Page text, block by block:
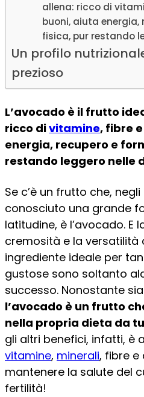
allena: ricco di
buoni, aiuta energia,
fisica, pur restando
Un profilo
prezioso
L’avocado è il frutto
ricco divitamine, fibre
energia, recupero e
restando leggero nelle
Se c’è un frutto che,
conosciuto una grande
latitudine, è l’avocado. E
cremosità e la versatilità
ingrediente ideale per
gustose sono soltanto
successo. Nonostante
l’avocado è un frutto
nella propria dieta da
gli altri benefici, infatti, è
vitamine, minerali, fibre e
mantenere la salute del
fertilità!